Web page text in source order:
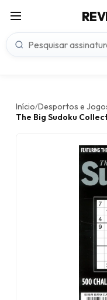
Início/Desportos e
The Big Sudoku